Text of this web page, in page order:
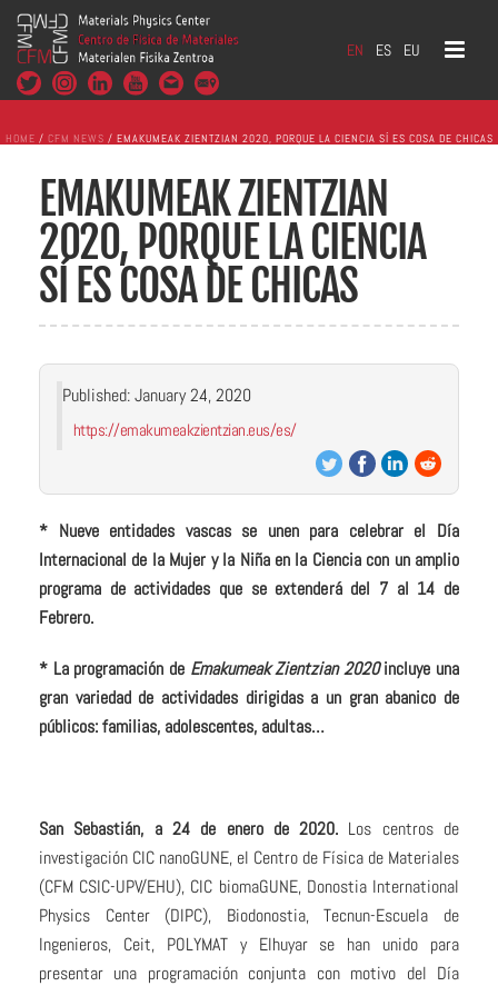
EN ES EU
HOME / CFM NEWS / EMAKUMEAK ZIENTZIAN 2020, PORQUE LA CIENCIA SÍ ES COSA DE CHICAS
EMAKUMEAK ZIENTZIAN
2020, PORQUE LA CIENCIA
SÍ ES COSA DE CHICAS
Published: January 24, 2020
https://emakumeakzientzian.eus/es/
* Nueve entidades vascas se unen para celebrar el Día
Internacional de la Mujer y la Niña en la Ciencia con un amplio
programa de actividades que se extenderá del 7 al 14 de
Febrero.
* La programación de Emakumeak Zientzian 2020incluye una
gran variedad de actividades dirigidas a un gran abanico de
públicos: familias, adolescentes, adultas…
San Sebastián, a 24 de enero de 2020. Los centros de
investigación CIC nanoGUNE, el Centro de Física de Materiales
(CFM CSIC-UPV/EHU), CIC biomaGUNE, Donostia International
Physics Center (DIPC), Biodonostia, Tecnun-Escuela de
Ingenieros, Ceit, POLYMAT y Elhuyar se han unido para
presentar una programación conjunta con motivo del Día